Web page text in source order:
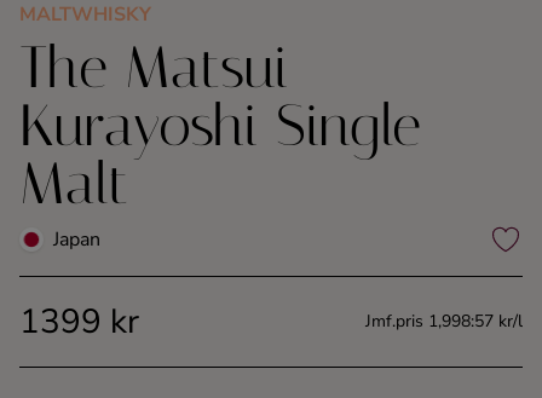
Rom
Shots
Tequila
Vodka
MALTWHISKY
The Matsui
Kurayoshi Single
Malt
Japan
1399 kr Jmf.pris 1,998:57 kr/l